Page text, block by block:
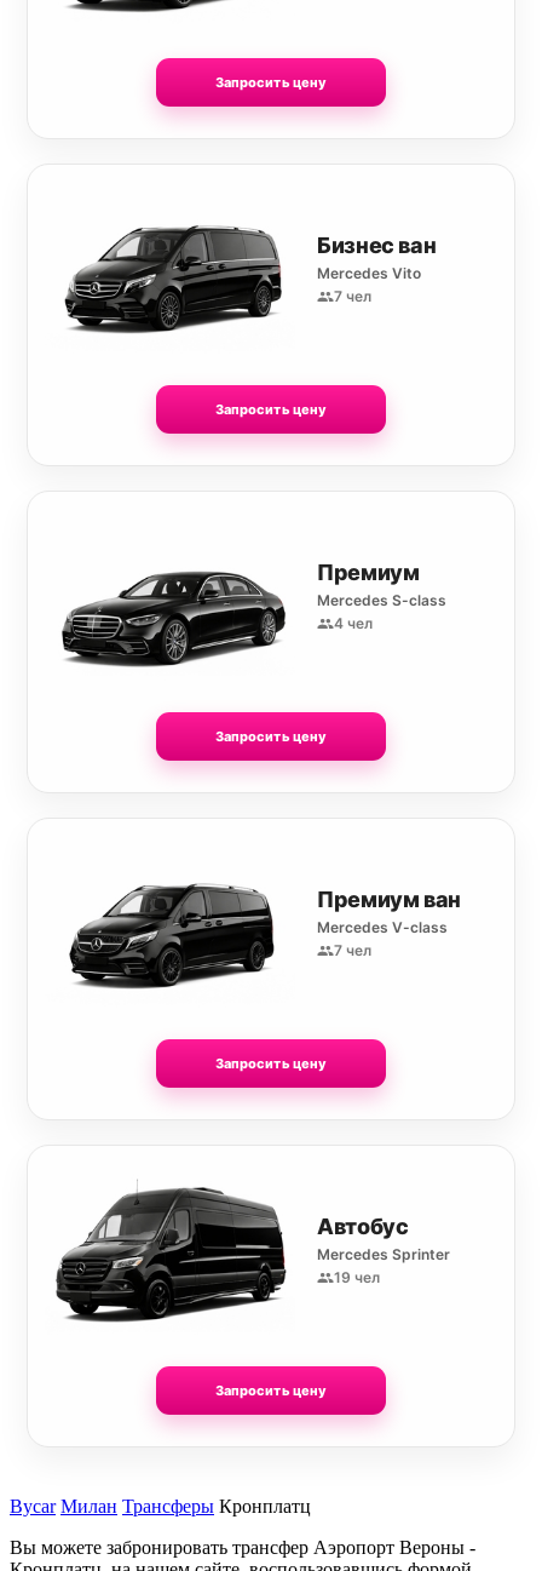
Запросить цену
Бизнес ван
Mercedes Vito
7 чел
Запросить цену
Премиум
Mercedes S-class
4 чел
Запросить цену
Премиум ван
Mercedes V-class
7 чел
Запросить цену
Автобус
Mercedes Sprinter
19 чел
Запросить цену
Bycar Милан Трансферы Кронплатц
Вы можете забронировать трансфер Аэропорт Вероны -